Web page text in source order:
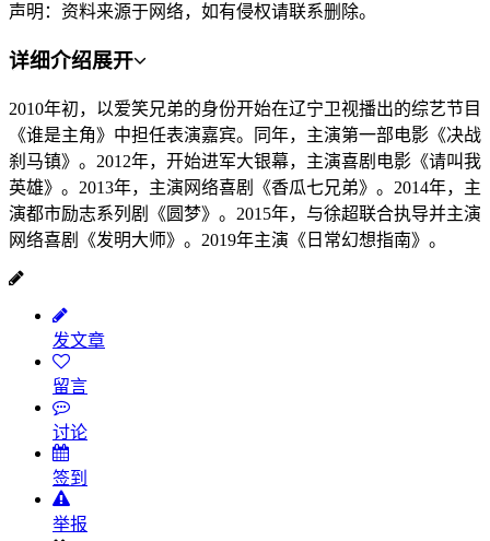
声明：资料来源于网络，如有侵权请联系删除。
详细介绍展开
2010年初，以爱笑兄弟的身份开始在辽宁卫视播出的综艺节目
《谁是主角》中担任表演嘉宾。同年，主演第一部电影《决战
刹马镇》。2012年，开始进军大银幕，主演喜剧电影《请叫我
英雄》。2013年，主演网络喜剧《香瓜七兄弟》。2014年，主
演都市励志系列剧《圆梦》。2015年，与徐超联合执导并主演
网络喜剧《发明大师》。2019年主演《日常幻想指南》。
发文章
留言
讨论
签到
举报